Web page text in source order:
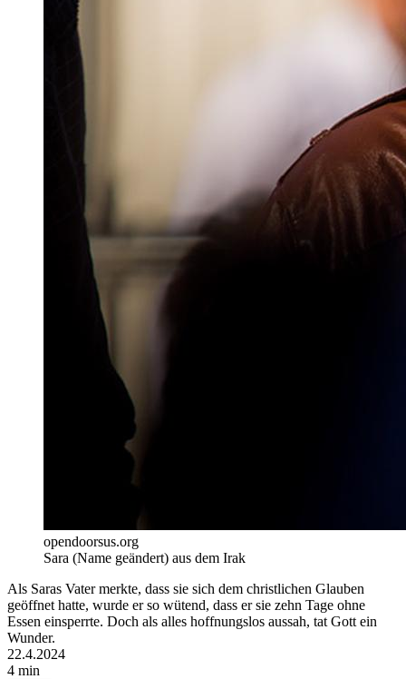
opendoorsus.org
Sara (Name geändert) aus dem Irak
Als Saras Vater merkte, dass sie sich dem christlichen Glauben
geöffnet hatte, wurde er so wütend, dass er sie zehn Tage ohne
Essen einsperrte. Doch als alles hoffnungslos aussah, tat Gott ein
Wunder.
22.4.2024
4 min